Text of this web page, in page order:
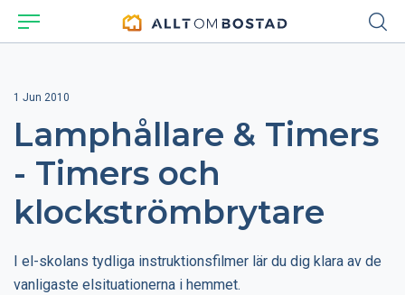
1 Jun 2010
Lamphållare & Timers
- Timers och
klockströmbrytare
I el-skolans tydliga instruktionsfilmer lär du dig klara av de
vanligaste elsituationerna i hemmet.